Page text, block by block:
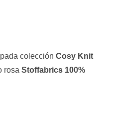
colección Cosy Knit
rosa Stoffabrics 100%